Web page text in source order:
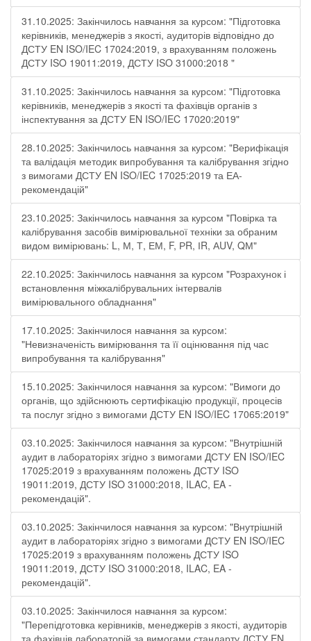
31.10.2025: Закінчилось навчання за курсом: "Підготовка
керівників, менеджерів з якості, аудиторів відповідно до
ДСТУ EN ISO/IEC 17024:2019, з врахуванням положень
ДСТУ ISO 19011:2019, ДСТУ ISO 31000:2018 "
31.10.2025: Закінчилось навчання за курсом: "Підготовка
керівників, менеджерів з якості та фахівців органів з
інспектування за ДСТУ EN ISO/IEC 17020:2019"
28.10.2025: Закінчилось навчання за курсом: "Верифікація
та валідація методик випробування та калібрування згідно
з вимогами ДСТУ EN ISO/IEC 17025:2019 та ЕА-
рекомендацій"
23.10.2025: Закінчилось навчання за курсом "Повірка та
калібрування засобів вимірювальної техніки за обраним
видом вимірювань: L, М, Т, ЕМ, F, РR, ІR, АUV, QМ"
22.10.2025: Закінчилось навчання за курсом "Розрахунок і
встановлення міжкалібрувальних інтервалів
вимірювального обладнання"
17.10.2025: Закінчилося навчання за курсом:
"Невизначеність вимірювання та її оцінювання під час
випробування та калібрування"
15.10.2025: Закінчилося навчання за курсом: "Вимоги до
органів, що здійснюють сертифікацію продукції, процесів
та послуг згідно з вимогами ДСТУ EN ISO/IEC 17065:2019"
03.10.2025: Закінчилося навчання за курсом: "Внутрішній
аудит в лабораторіях згідно з вимогами ДСТУ EN ISO/IEC
17025:2019 з врахуванням положень ДСТУ ISO
19011:2019, ДСТУ ISO 31000:2018, ILAC, EA -
рекомендацій".
03.10.2025: Закінчилося навчання за курсом: "Внутрішній
аудит в лабораторіях згідно з вимогами ДСТУ EN ISO/IEC
17025:2019 з врахуванням положень ДСТУ ISO
19011:2019, ДСТУ ISO 31000:2018, ILAC, EA -
рекомендацій".
03.10.2025: Закінчилося навчання за курсом:
"Перепідготовка керівників, менеджерів з якості, аудиторів
та фахівців лабораторій за вимогами стандарту ДСТУ EN